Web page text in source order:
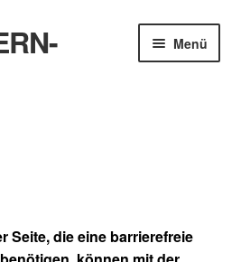
Menü
Seite, die eine barrierefreie